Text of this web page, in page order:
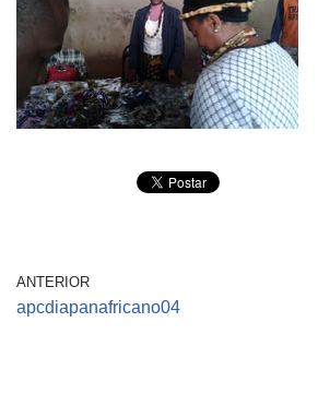
ANTERIOR
apcdiapanafricano04